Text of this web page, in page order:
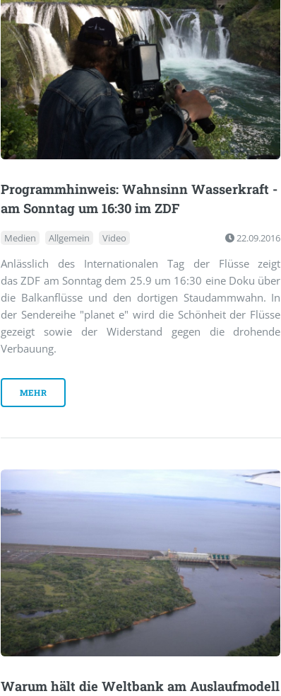
Programmhinweis: Wahnsinn Wasserkraft -
am Sonntag um 16:30 im ZDF
Medien Allgemein Video 22.09.2016
Anlässlich des Internationalen Tag der Flüsse zeigt
das ZDF am Sonntag dem 25.9 um 16:30 eine Doku über
die Balkanflüsse und den dortigen Staudammwahn. In
der Sendereihe "planet e" wird die Schönheit der Flüsse
gezeigt sowie der Widerstand gegen die drohende
Verbauung.
MEHR
Warum hält die Weltbank am Auslaufmodell